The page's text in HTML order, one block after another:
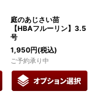
庭のあじさい苗
【HBAフルーリン】3.5
号
1,950円(税込)
ご予約承り中